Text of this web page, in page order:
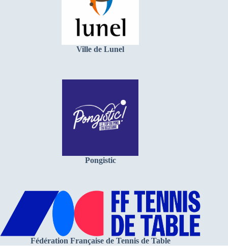
Ville de Lunel
Pongistic
Fédération Française de Tennis de Table